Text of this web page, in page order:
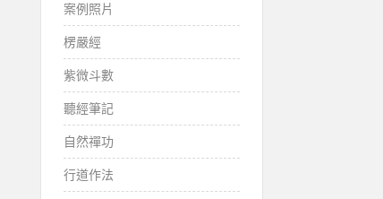
案例照片
楞嚴經
紫微斗數
聽經筆記
自然禪功
行道作法